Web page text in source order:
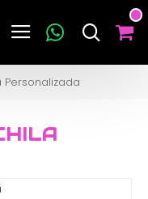
Personalizada